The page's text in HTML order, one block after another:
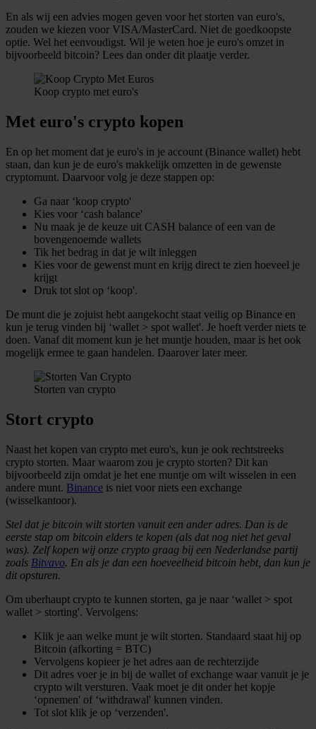
En als wij een advies mogen geven voor het storten van euro's,
zouden we kiezen voor VISA/MasterCard. Niet de goedkoopste
optie. Wel het eenvoudigst. Wil je weten hoe je euro's omzet in
bijvoorbeeld bitcoin? Lees dan onder dit plaatje verder.
Koop crypto met euro's
Met euro's crypto kopen
En op het moment dat je euro's in je account (Binance wallet) hebt
staan, dan kun je de euro's makkelijk omzetten in de gewenste
cryptomunt. Daarvoor volg je deze stappen op:
Ga naar ‘koop crypto'
Kies voor ‘cash balance'
Nu maak je de keuze uit CASH balance of een van de
bovengenoemde wallets
Tik het bedrag in dat je wilt inleggen
Kies voor de gewenst munt en krijg direct te zien hoeveel je
krijgt
Druk tot slot op ‘koop'.
De munt die je zojuist hebt aangekocht staat veilig op Binance en
kun je terug vinden bij ‘wallet > spot wallet'. Je hoeft verder niets te
doen. Vanaf dit moment kun je het muntje houden, maar is het ook
mogelijk ermee te gaan handelen. Daarover later meer.
Storten van crypto
Stort crypto
Naast het kopen van crypto met euro's, kun je ook rechtstreeks
crypto storten. Maar waarom zou je crypto storten? Dit kan
bijvoorbeeld zijn omdat je het ene muntje om wilt wisselen in een
andere munt. Binance is niet voor niets een exchange
(wisselkantoor).
Stel dat je bitcoin wilt storten vanuit een ander adres. Dan is de
eerste stap om bitcoin elders te kopen (als dat nog niet het geval
was). Zelf kopen wij onze crypto graag bij een Nederlandse partij
zoals Bitvavo. En als je dan een hoeveelheid bitcoin hebt, dan kun je
dit opsturen.
Om uberhaupt crypto te kunnen storten, ga je naar ‘wallet > spot
wallet > storting'. Vervolgens:
Klik je aan welke munt je wilt storten. Standaard staat hij op
Bitcoin (afkorting = BTC)
Vervolgens kopieer je het adres aan de rechterzijde
Dit adres voer je in bij de wallet of exchange waar vanuit je je
crypto wilt versturen. Vaak moet je dit onder het kopje
‘opnemen' of ‘withdrawal' kunnen vinden.
Tot slot klik je op ‘verzenden'.